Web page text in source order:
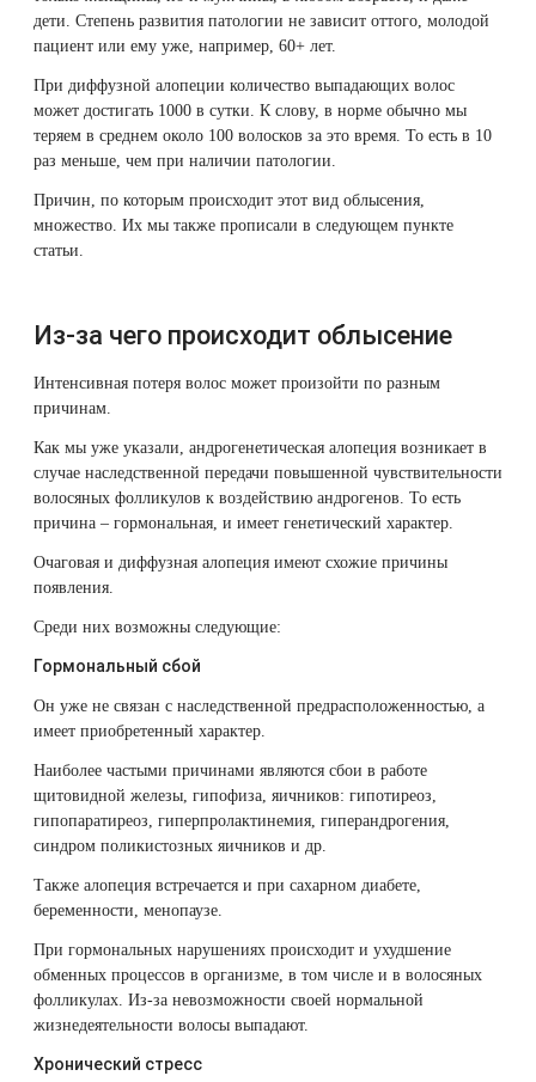
дети. Степень развития патологии не зависит оттого, молодой
пациент или ему уже, например, 60+ лет.
При диффузной алопеции количество выпадающих волос
может достигать 1000 в сутки. К слову, в норме обычно мы
теряем в среднем около 100 волосков за это время. То есть в 10
раз меньше, чем при наличии патологии.
Причин, по которым происходит этот вид облысения,
множество. Их мы также прописали в следующем пункте
статьи.
Из-за чего происходит облысение
Интенсивная потеря волос может произойти по разным
причинам.
Как мы уже указали, андрогенетическая алопеция возникает в
случае наследственной передачи повышенной чувствительности
волосяных фолликулов к воздействию андрогенов. То есть
причина – гормональная, и имеет генетический характер.
Очаговая и диффузная алопеция имеют схожие причины
появления.
Среди них возможны следующие:
Гормональный сбой
Он уже не связан с наследственной предрасположенностью, а
имеет приобретенный характер.
Наиболее частыми причинами являются сбои в работе
щитовидной железы, гипофиза, яичников: гипотиреоз,
гипопаратиреоз, гиперпролактинемия, гиперандрогения,
синдром поликистозных яичников и др.
Также алопеция встречается и при сахарном диабете,
беременности, менопаузе.
При гормональных нарушениях происходит и ухудшение
обменных процессов в организме, в том числе и в волосяных
фолликулах. Из-за невозможности своей нормальной
жизнедеятельности волосы выпадают.
Хронический стресс